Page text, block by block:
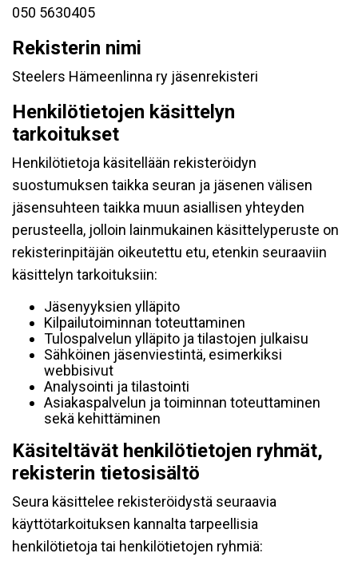
050 5630405
Rekisterin nimi
Steelers Hämeenlinna ry jäsenrekisteri
Henkilötietojen käsittelyn
tarkoitukset
Henkilötietoja käsitellään rekisteröidyn
suostumuksen taikka seuran ja jäsenen välisen
jäsensuhteen taikka muun asiallisen yhteyden
perusteella, jolloin lainmukainen käsittelyperuste on
rekisterinpitäjän oikeutettu etu, etenkin seuraaviin
käsittelyn tarkoituksiin:
Jäsenyyksien ylläpito
Kilpailutoiminnan toteuttaminen
Tulospalvelun ylläpito ja tilastojen julkaisu
Sähköinen jäsenviestintä, esimerkiksi
webbisivut
Analysointi ja tilastointi
Asiakaspalvelun ja toiminnan toteuttaminen
sekä kehittäminen
Käsiteltävät henkilötietojen ryhmät,
rekisterin tietosisältö
Seura käsittelee rekisteröidystä seuraavia
käyttötarkoituksen kannalta tarpeellisia
henkilötietoja tai henkilötietojen ryhmiä: